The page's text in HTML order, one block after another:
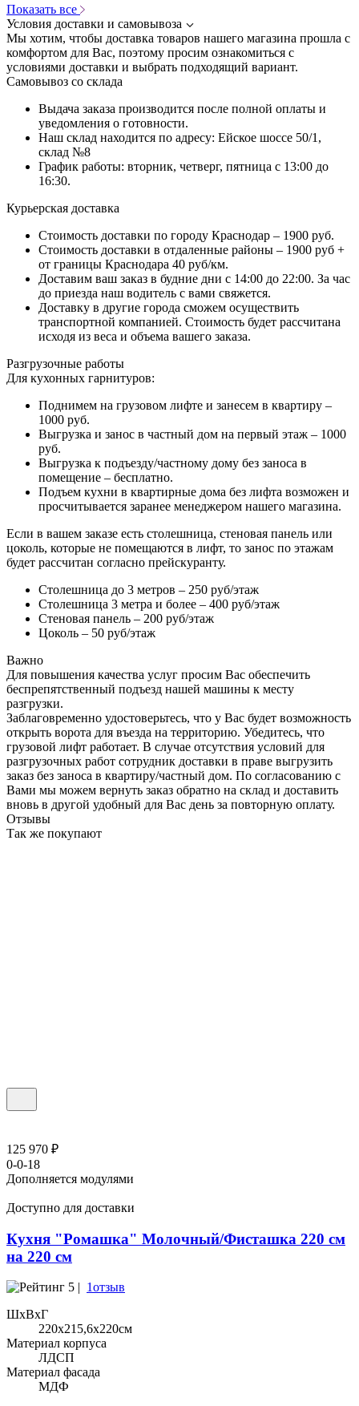
Показать все
Условия доставки и самовывоза
Мы хотим, чтобы доставка товаров нашего магазина прошла с
комфортом для Вас, поэтому просим ознакомиться с
условиями доставки и выбрать подходящий вариант.
Самовывоз со склада
Выдача заказа производится после полной оплаты и
уведомления о готовности.
Наш склад находится по адресу: Ейское шоссе 50/1,
склад №8
График работы: вторник, четверг, пятница с 13:00 до
16:30.
Курьерская доставка
Стоимость доставки по городу Краснодар – 1900 руб.
Стоимость доставки в отдаленные районы – 1900 руб +
от границы Краснодара 40 руб/км.
Доставим ваш заказ в будние дни с 14:00 до 22:00. За час
до приезда наш водитель с вами свяжется.
Доставку в другие города сможем осуществить
транспортной компанией. Стоимость будет рассчитана
исходя из веса и объема вашего заказа.
Разгрузочные работы
Для кухонных гарнитуров:
Поднимем на грузовом лифте и занесем в квартиру –
1000 руб.
Выгрузка и занос в частный дом на первый этаж – 1000
руб.
Выгрузка к подъезду/частному дому без заноса в
помещение – бесплатно.
Подъем кухни в квартирные дома без лифта возможен и
просчитывается заранее менеджером нашего магазина.
Если в вашем заказе есть столешница, стеновая панель или
цоколь, которые не помещаются в лифт, то занос по этажам
будет рассчитан согласно прейскуранту.
Столешница до 3 метров – 250 руб/этаж
Столешница 3 метра и более – 400 руб/этаж
Стеновая панель – 200 руб/этаж
Цоколь – 50 руб/этаж
Важно
Для повышения качества услуг просим Вас обеспечить
беспрепятственный подъезд нашей машины к месту
разгрузки.
Заблаговременно удостоверьтесь, что у Вас будет возможность
открыть ворота для въезда на территорию. Убедитесь, что
грузовой лифт работает. В случае отсутствия условий для
разгрузочных работ сотрудник доставки в праве выгрузить
заказ без заноса в квартиру/частный дом. По согласованию с
Вами мы можем вернуть заказ обратно на склад и доставить
вновь в другой удобный для Вас день за повторную оплату.
Отзывы
Так же покупают
125 970 ₽
0-0-18
Дополняется модулями
Доступно для доставки
Кухня "Ромашка" Молочный/Фисташка 220 см
на 220 см
5 | 1отзыв
ШхВхГ
220x215,6х220см
Материал корпуса
ЛДСП
Материал фасада
МДФ